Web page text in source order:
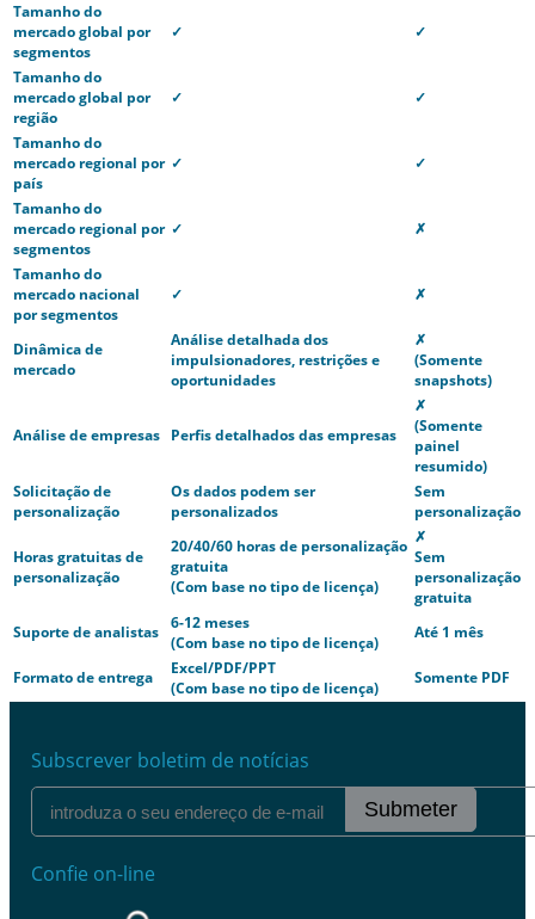
Tamanho do
mercado global por
segmentos
✓ ✓
Tamanho do
mercado global por
região
✓ ✓
Tamanho do
mercado regional por
país
✓ ✓
Tamanho do
mercado regional por
segmentos
✓ ✗
Tamanho do
mercado nacional
por segmentos
✓ ✗
Dinâmica de
mercado
Análise detalhada dos
impulsionadores, restrições e
oportunidades
✗
(Somente
snapshots)
Análise de empresas Perfis detalhados das empresas
✗
(Somente
painel
resumido)
Solicitação de
personalização
Os dados podem ser
personalizados
Sem
personalização
Horas gratuitas de
personalização
20/40/60 horas de personalização
gratuita
(Com base no tipo de licença)
✗
Sem
personalização
gratuita
Suporte de analistas 6-12 meses
(Com base no tipo de licença)
Até 1 mês
Formato de entrega
Excel/PDF/PPT
(Com base no tipo de licença)
Somente PDF
Subscrever boletim de notícias
Submeter
Confie on-line